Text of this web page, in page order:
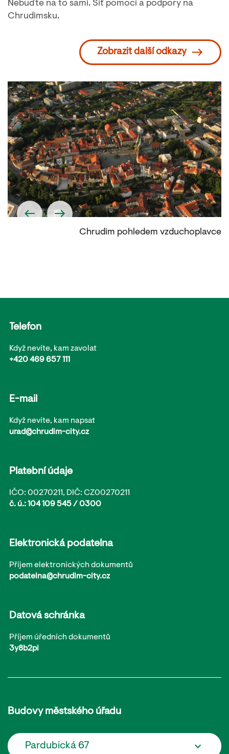
Chrudim pohledem vzduchoplavce
Nebuďte na to sami. Síť pomoci a podpory na
Chrudimsku.
Zobrazit další odkazy
Telefon
Když nevíte, kam zavolat
+420 469 657 111
E-mail
Když nevíte, kam napsat
urad@chrudim-city.cz
Platební údaje
IČO: 00270211, DIČ: CZ00270211
č. ú.: 104 109 545 / 0300
Elektronická podatelna
Příjem elektronických dokumentů
podatelna@chrudim-city.cz
Datová schránka
Příjem úředních dokumentů
3y8b2pi
Budovy městského úřadu
Pardubická 67